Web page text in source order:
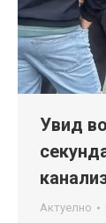
Увид
Актуелно